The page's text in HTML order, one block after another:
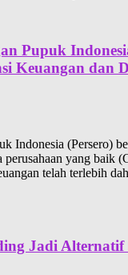
Pupuk
Keuangan dan
Indonesia (Persero)
perusahaan yang baik
telah terlebih
Jadi Alternatif